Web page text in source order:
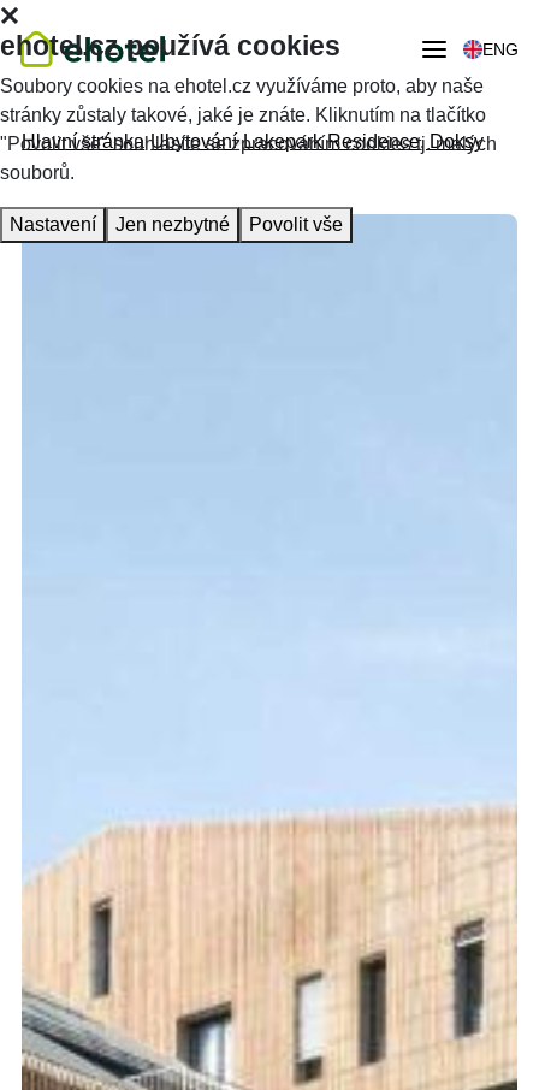
ENG
Hlavní stránka Ubytování Lakepark Residence, Doksy
ehotel.cz používá cookies
Soubory cookies na ehotel.cz využíváme proto, aby naše
stránky zůstaly takové, jaké je znáte. Kliknutím na tlačítko
"Povolit vše" souhlasíte se zpracováním cookies tj. malých
souborů.
Nastavení Jen nezbytné Povolit vše